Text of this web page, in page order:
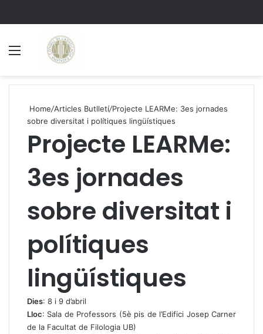
Home/Articles Butlletí/Projecte LEARMe: 3es jornades
sobre diversitat i polítiques lingüístiques
Projecte LEARMe:
3es jornades
sobre diversitat i
polítiques
lingüístiques
Dies: 8 i 9 d’abril
Lloc: Sala de Professors (5è pis de l’Edifici Josep Carner
de la Facultat de Filologia UB)